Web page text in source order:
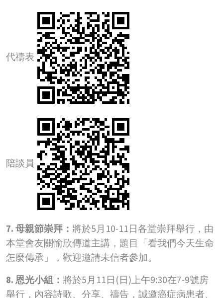
代禱表
陪談員
7. 母親節崇拜： 將於5月10-11日各堂崇拜舉行，由
本堂會友關愉欣傳道主講，題目「看我們今天生命
怎麼傳承」，歡迎邀請未信者參加。
8. 恩光小組： 將於5月11日(日)上午9:30在7-9號房
舉行，內容詩歌、分享、禱告，誠邀癌症病患者、